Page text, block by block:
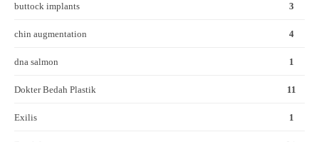
buttock implants 3
chin augmentation 4
dna salmon 1
Dokter Bedah Plastik 11
Exilis 1